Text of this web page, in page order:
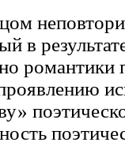
в
романтики